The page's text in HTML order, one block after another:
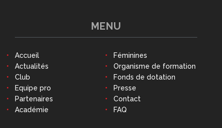
MENU
Accueil
Actualités
Club
Equipe pro
Partenaires
Académie
Féminines
Organisme de formation
Fonds de dotation
Presse
Contact
FAQ